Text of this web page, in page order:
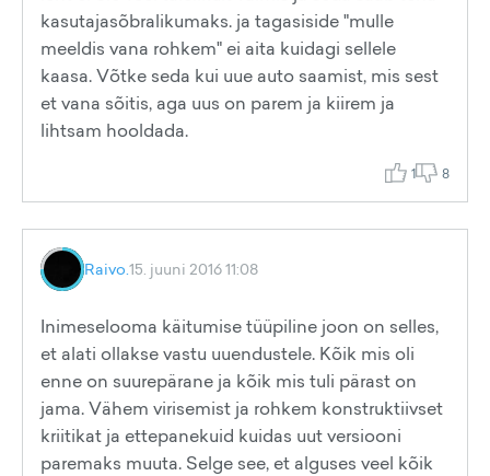
kasutajasõbralikumaks. ja tagasiside "mulle
meeldis vana rohkem" ei aita kuidagi sellele
kaasa. Võtke seda kui uue auto saamist, mis sest
et vana sõitis, aga uus on parem ja kiirem ja
lihtsam hooldada.
1 8
Raivo.15. juuni 2016 11:08
Inimeselooma käitumise tüüpiline joon on selles,
et alati ollakse vastu uuendustele. Kõik mis oli
enne on suurepärane ja kõik mis tuli pärast on
jama. Vähem virisemist ja rohkem konstruktiivset
kriitikat ja ettepanekuid kuidas uut versiooni
paremaks muuta. Selge see, et alguses veel kõik